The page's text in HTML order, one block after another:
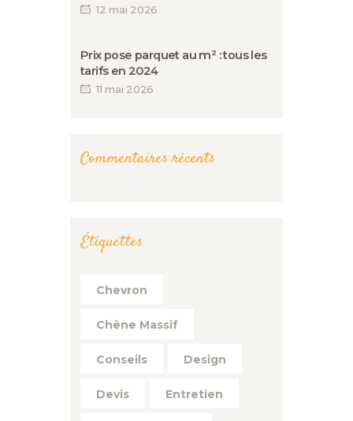
12 mai 2026
Prix pose parquet au m² : tous les
tarifs en 2024
11 mai 2026
Commentaires récents
Étiquettes
Chevron
Chêne Massif
Conseils Design
Devis Entretien